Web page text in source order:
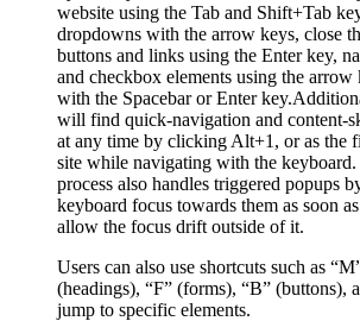
website using the Tab and Shift+Tab
dropdowns with the arrow keys, close
buttons and links using the Enter key,
and checkbox elements using the
with the Spacebar or Enter
will find quick-navigation and content-
at any time by clicking Alt+1, or as the
site while navigating with the
process also handles triggered popups
keyboard focus towards them as soon
allow the focus drift outside of it.
Users can also use shortcuts such as
(headings), “F” (forms), “B” (buttons),
jump to specific elements.